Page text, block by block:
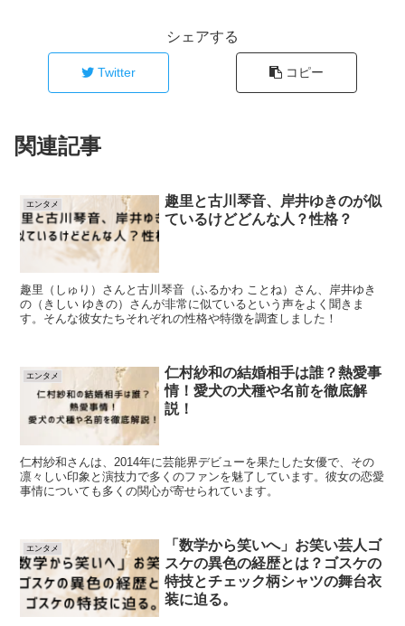
シェアする
Twitter コピー
関連記事
エンタメ
趣里と古川琴音、岸井ゆきのが似
ているけどどんな人？性格？
趣里（しゅり）さんと古川琴音（ふるかわ ことね）さん、岸井ゆき
の（きしい ゆきの）さんが非常に似ているという声をよく聞きま
す。そんな彼女たちそれぞれの性格や特徴を調査しました！
エンタメ
仁村紗和の結婚相手は誰？熱愛事
情！愛犬の犬種や名前を徹底解
説！
仁村紗和さんは、2014年に芸能界デビューを果たした女優で、その
凛々しい印象と演技力で多くのファンを魅了しています。彼女の恋愛
事情についても多くの関心が寄せられています。
エンタメ
「数学から笑いへ」お笑い芸人ゴ
スケの異色の経歴とは？ゴスケの
特技とチェック柄シャツの舞台衣
装に迫る。